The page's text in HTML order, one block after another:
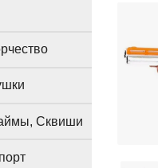
Сквиши